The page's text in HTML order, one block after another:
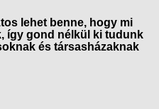
lehet benne, hogy mi
így gond nélkül ki tudunk
és társasházaknak